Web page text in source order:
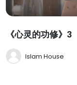
《心灵的功修》3
Islam House